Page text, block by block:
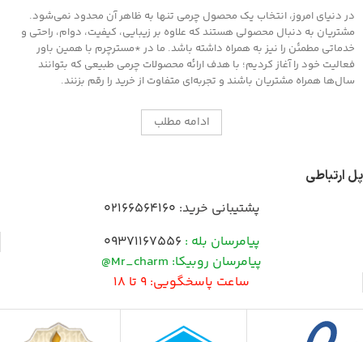
در دنیای امروز، انتخاب یک محصول چرمی تنها به ظاهر آن محدود نمی‌شود.
مشتریان به دنبال محصولی هستند که علاوه بر زیبایی، کیفیت، دوام، راحتی و
خدماتی مطمئن را نیز به همراه داشته باشد. ما در *مسترچرم با همین باور
فعالیت خود را آغاز کردیم؛ با هدف ارائه محصولات چرمی طبیعی که بتوانند
سال‌ها همراه مشتریان باشند و تجربه‌ای متفاوت از خرید را رقم بزنند.
ادامه مطلب
پل ارتباطی
پشتیبانی خرید: 02166564160
پیامرسان بله : 09371167556
پیامرسان روبیکا: Mr_charm@
ساعت پاسخگویی: 9 تا 18